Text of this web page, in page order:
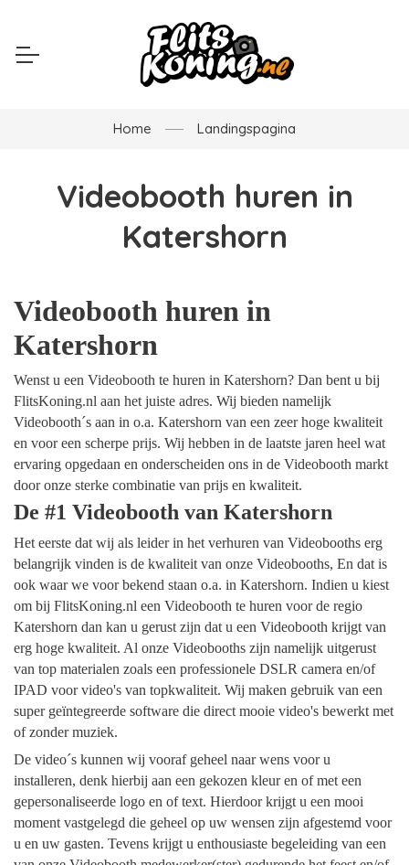
Home Landingspagina
Videobooth huren in
Katershorn
Videobooth huren in
Katershorn
Wenst u een Videobooth te huren in Katershorn? Dan bent u bij
FlitsKoning.nl aan het juiste adres. Wij bieden namelijk
Videobooth´s aan in o.a. Katershorn van een zeer hoge kwaliteit
en voor een scherpe prijs. Wij hebben in de laatste jaren heel wat
ervaring opgedaan en onderscheiden ons in de Videobooth markt
door onze sterke combinatie van prijs en kwaliteit.
De #1 Videobooth van Katershorn
Het eerste dat wij als leider in het verhuren van Videobooths erg
belangrijk vinden is de kwaliteit van onze Videobooths, En dat is
ook waar we voor bekend staan o.a. in Katershorn. Indien u kiest
om bij FlitsKoning.nl een Videobooth te huren voor de regio
Katershorn dan kan u gerust zijn dat u een Videobooth krijgt van
erg hoge kwaliteit. Al onze Videobooths zijn namelijk uitgerust
van top materialen zoals een professionele DSLR camera en/of
IPAD voor video's van topkwaliteit. Wij maken gebruik van een
super geïntegreerde software die direct mooie video's bewerkt met
of zonder muziek.
De video´s kunnen wij vooraf geheel naar wens voor u
installeren, denk hierbij aan een gekozen kleur en of met een
gepersonaliseerde logo en of text. Hierdoor krijgt u een mooi
moment vastgelegd die geheel op uw wensen zijn afgestemd voor
u en uw gasten. Tevens krijgt u enthousiaste begeleiding van een